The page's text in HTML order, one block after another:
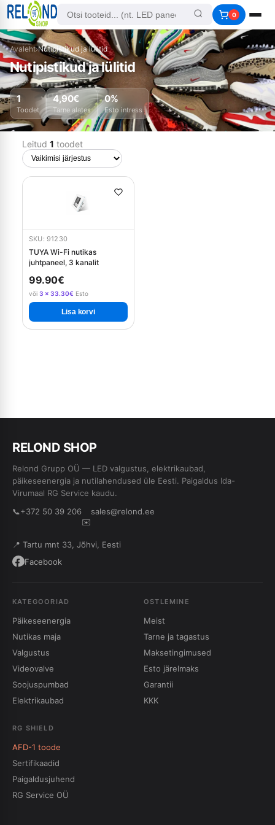
0
Avaleht›Nutipistikud ja lülitid
Nutipistikud ja lülitid
1
Toodet
4,90€
Tarne alates
0%
Esto intress
Leitud 1 toodet
SKU: 91230
TUYA Wi-Fi nutikas
juhtpaneel, 3 kanalit
99.90€
või 3 × 33.30€ Esto
Lisa korvi
RELOND SHOP
Relond Grupp OÜ — LED valgustus, elektrikaubad,
päikeseenergia ja nutilahendused üle Eesti. Paigaldus Ida-
Virumaal RG Service kaudu.
📞+372 50 39 206
✉️
sales@relond.ee
📍 Tartu mnt 33, Jõhvi, Eesti
Facebook
KATEGOORIAD
Päikeseenergia
Nutikas maja
Valgustus
Videovalve
Soojuspumbad
Elektrikaubad
OSTLEMINE
Meist
Tarne ja tagastus
Maksetingimused
Esto järelmaks
Garantii
KKK
RG SHIELD
AFD-1 toode
Sertifikaadid
Paigaldusjuhend
RG Service OÜ